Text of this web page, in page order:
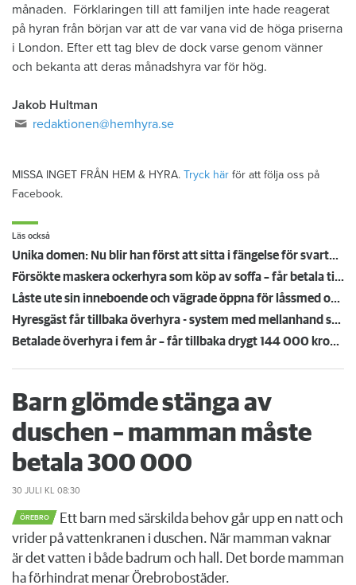
månaden. Förklaringen till att familjen inte hade reagerat
på hyran från början var att de var vana vid de höga priserna
i London. Efter ett tag blev de dock varse genom vänner
och bekanta att deras månadshyra var för hög.
Jakob Hultman
redaktionen@hemhyra.se
MISSA INGET FRÅN HEM & HYRA. Tryck här för att följa oss på
Facebook.
Läs också
Unika domen: Nu blir han först att sitta i fängelse för svartuthyrning
Försökte maskera ockerhyra som köp av soffa – får betala tillbaka 50 000
Låste ute sin inneboende och vägrade öppna för låssmed och polis – vräks från lägenheten
Hyresgäst får tillbaka överhyra - system med mellanhand spricker
Betalade överhyra i fem år – får tillbaka drygt 144 000 kronor: "Jättechockad"
Barn glömde stänga av
duschen – mamman måste
betala 300 000
30 JULI KL 08:30
ÖREBRO
Ett barn med särskilda behov går upp en natt och
vrider på vattenkranen i duschen. När mamman vaknar
är det vatten i både badrum och hall. Det borde mamman
ha förhindrat menar Örebrobostäder.